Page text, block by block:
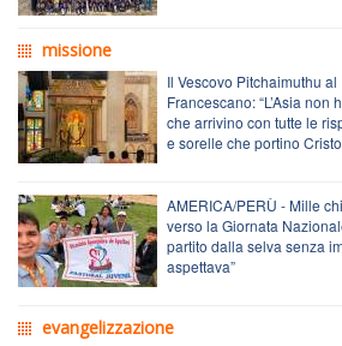
missione
Il Vescovo Pitchaimuthu
Francescano: “L’Asia
che arrivino con tutte le
e sorelle che portino
AMERICA/PERÙ - Mille
verso la Giornata
partito dalla selva senza
aspettava”
evangelizzazione